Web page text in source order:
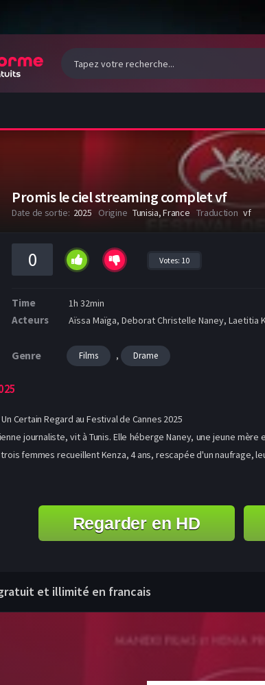
Promis le ciel streaming complet vf
Date de sortie: 2025 Origine Tunisia, France Traduction vf
0 Votes: 10
Time 1h 32min
Acteurs Aïssa Maïga, Deborat Christelle Naney, Laetitia
Genre Films , Drame
Certain Regard au Festival de Cannes 2025
journaliste, vit à Tunis. Elle héberge Naney, une jeune
femmes recueillent Kenza, 4 ans, rescapée d'un
Regarder en HD
et illimité en francais